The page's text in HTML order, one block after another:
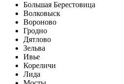
Большая Берестовица
Волковыск
Вороново
Гродно
Дятлово
Зельва
Ивье
Кореличи
Лида